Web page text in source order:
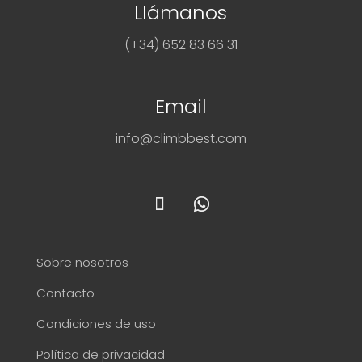
elegir
la
producto
Llámanos
(+34) 652 83 66 31
Email
info@climbbest.com
Sobre nosotros
Contacto
Condiciones de uso
Política de privacidad